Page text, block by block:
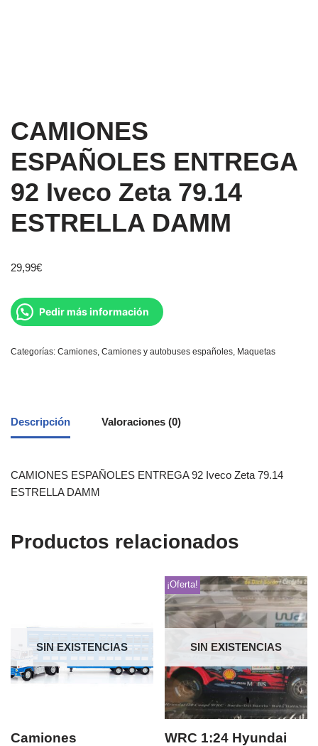
CAMIONES
ESPAÑOLES ENTREGA
92 Iveco Zeta 79.14
ESTRELLA DAMM
29,99€
Pedir más información
Categorías: Camiones, Camiones y autobuses españoles, Maquetas
Descripción Valoraciones (0)
CAMIONES ESPAÑOLES ENTREGA 92 Iveco Zeta 79.14
ESTRELLA DAMM
Productos relacionados
SIN EXISTENCIAS
Camiones
SIN EXISTENCIAS
¡Oferta!
WRC 1:24 Hyundai